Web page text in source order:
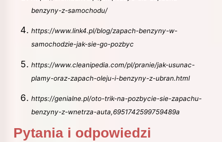
benzyny-z-samochodu/
https://www.link4.pl/blog/zapach-benzyny-w-
samochodzie-jak-sie-go-pozbyc
https://www.cleanipedia.com/pl/pranie/jak-usunac-
plamy-oraz-zapach-oleju-i-benzyny-z-ubran.html
https://genialne.pl/oto-trik-na-pozbycie-sie-zapachu-
benzyny-z-wnetrza-auta,6951742599759489a
Pytania i odpowiedzi